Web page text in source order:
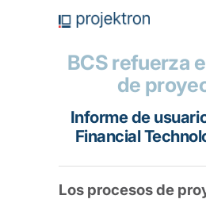
BCS refuerza
de
Informe de
Financial
Los procesos de